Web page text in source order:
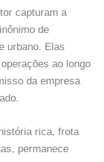
capturam a
de
urbano. Elas
ao longo
da empresa
rica, frota
permanece